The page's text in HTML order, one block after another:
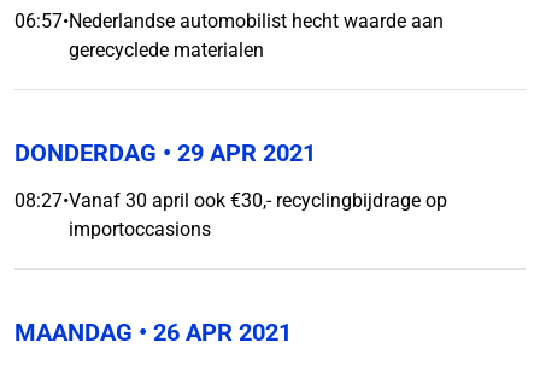
06:57•Nederlandse automobilist hecht waarde aan
gerecyclede materialen
DONDERDAG • 29 APR 2021
08:27•Vanaf 30 april ook €30,- recyclingbijdrage op
importoccasions
MAANDAG • 26 APR 2021